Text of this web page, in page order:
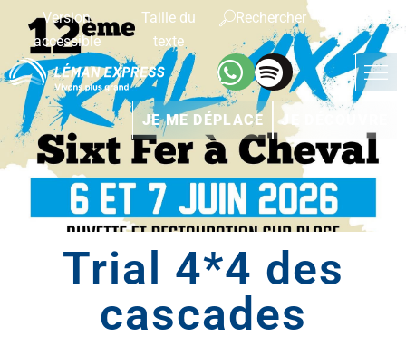
Version
accessible
Taille du
texte
Rechercher Français
JE ME DÉPLACE JE DÉCOUVRE
Trial 4*4 des
cascades